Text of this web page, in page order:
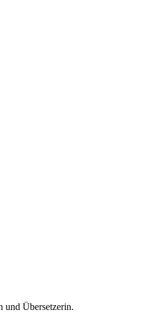
und Übersetzerin.